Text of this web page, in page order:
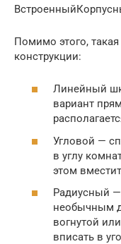
Помимо этого,
конструкции:
Линейный
вариант
Угловой —
в углу
этом
Радиусный
необычным
вогнутой
вписать в